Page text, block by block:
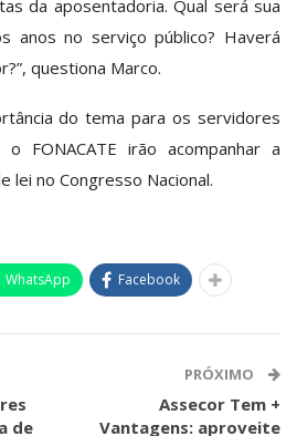
da aposentadoria. Qual será sua
anos no serviço público? Haverá
questiona Marco.
do tema para os servidores
FONACATE irão acompanhar a
no Congresso Nacional.
WhatsApp Facebook
de
PRÓXIMO
Assecor Tem +
Vantagens: aproveite